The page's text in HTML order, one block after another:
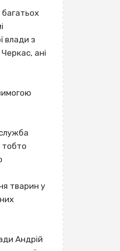
влади з
ані
тобто
тварин у
Андрій